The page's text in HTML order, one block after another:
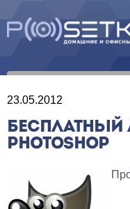
23.05.2012
БЕСПЛАТНЫЙ
PHOTOSHOP